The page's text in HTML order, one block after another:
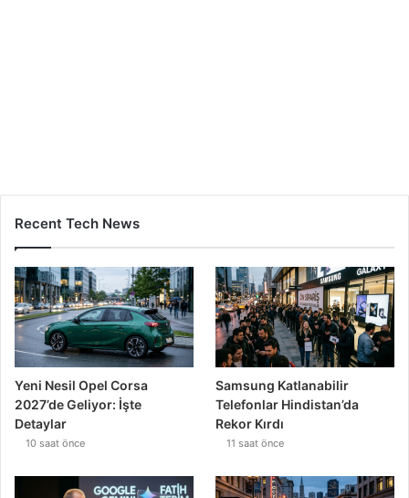
Google Gemini ve Fatih
Terim’den Ortak YouTube
Programı
12 saat önce
Waymo Robotaksileri İnsan
Sürücülerden %68 Daha
Güvenli
1 gün önce